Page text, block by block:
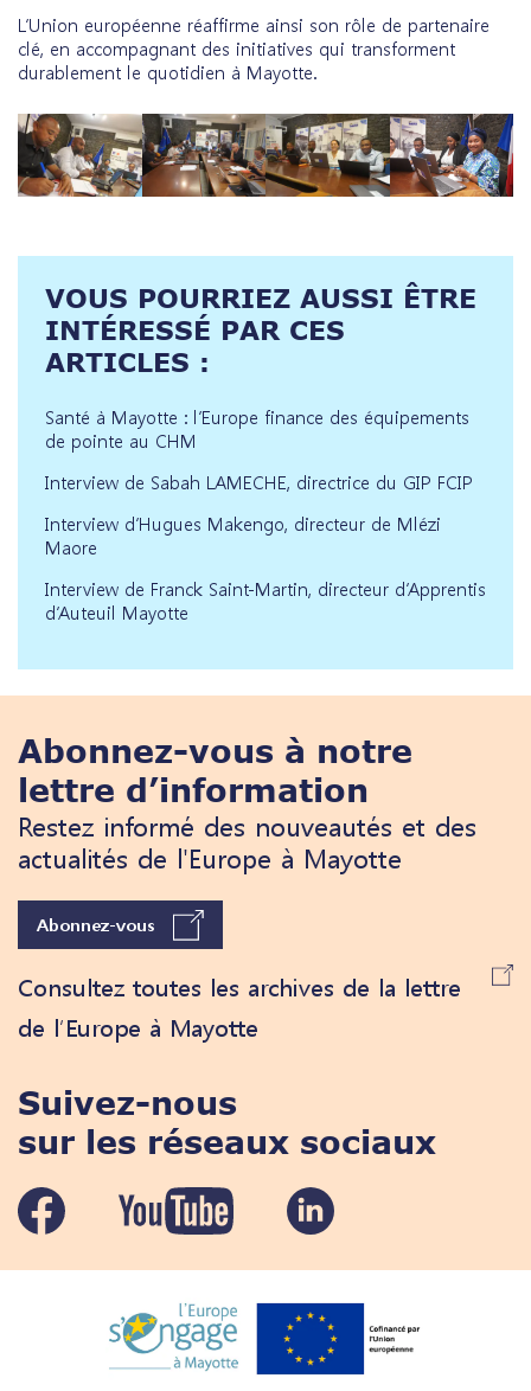
L’Union européenne réaffirme ainsi son rôle de partenaire
clé, en accompagnant des initiatives qui transforment
durablement le quotidien à Mayotte.
VOUS POURRIEZ AUSSI ÊTRE
INTÉRESSÉ PAR CES
ARTICLES :
Santé à Mayotte : l’Europe finance des équipements
de pointe au CHM
Interview de Sabah LAMECHE, directrice du GIP FCIP
Interview d’Hugues Makengo, directeur de Mlézi
Maore
Interview de Franck Saint-Martin, directeur d’Apprentis
d’Auteuil Mayotte
Abonnez-vous à notre
lettre d’information
Restez informé des nouveautés et des
actualités de l'Europe à Mayotte
Abonnez-vous
Consultez toutes les archives de la lettre
de l’Europe à Mayotte
Suivez-nous
sur les réseaux sociaux